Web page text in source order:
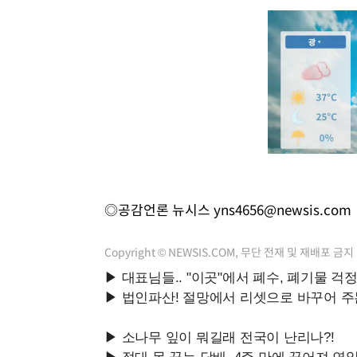
◎공감언론 뉴시스 yns4656@newsis.com
Copyright © NEWSIS.COM, 무단 전재 및 재배포 금지